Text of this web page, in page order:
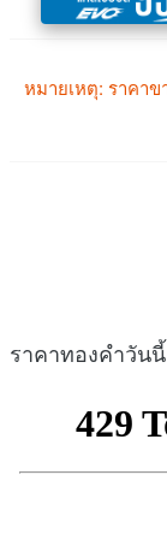
ราคาทองคำวันนี้